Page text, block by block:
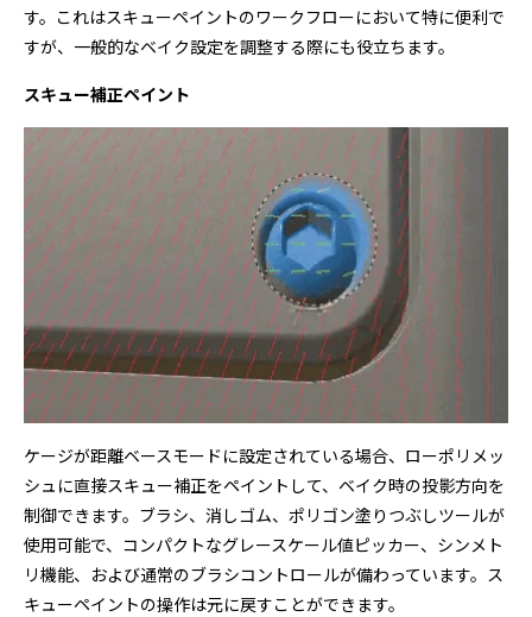
す。これはスキューペイントのワークフローにおいて特に便利で
すが、一般的なベイク設定を調整する際にも役立ちます。
スキュー補正ペイント
ケージが距離ベースモードに設定されている場合、ローポリメッ
シュに直接スキュー補正をペイントして、ベイク時の投影方向を
制御できます。ブラシ、消しゴム、ポリゴン塗りつぶしツールが
使用可能で、コンパクトなグレースケール値ピッカー、シンメト
リ機能、および通常のブラシコントロールが備わっています。ス
キューペイントの操作は元に戻すことができます。